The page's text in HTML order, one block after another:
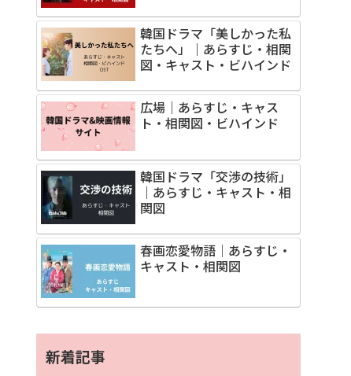
韓国ドラマ「美しかった私
たちへ」｜あらすじ・相関
図・キャスト・ビハインド
広場｜あらすじ・キャス
ト・相関図・ビハインド
韓国ドラマ「交渉の技術」
｜あらすじ・キャスト・相
関図
春画恋愛物語｜あらすじ・
キャスト・相関図
新着記事